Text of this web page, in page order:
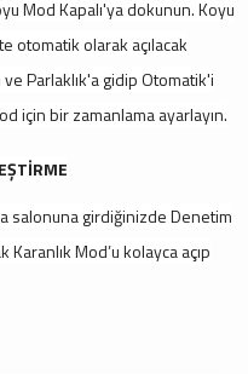
Mod Kapalı'ya dokunun. Koyu
otomatik olarak açılacak
Parlaklık'a gidip Otomatik'i
için bir zamanlama ayarlayın.
salonuna girdiğinizde Denetim
Mod’u kolayca açıp